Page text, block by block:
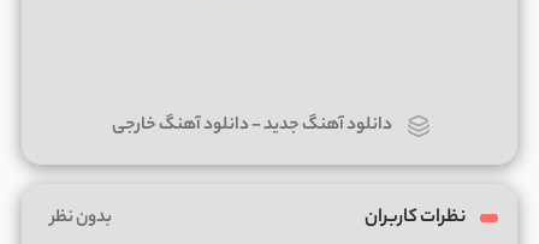
دانلود آهنگ جدید-دانلود آهنگ خارجی
نظرات کاربران بدون نظر